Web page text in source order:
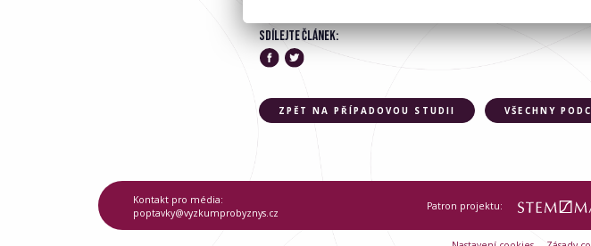
SDÍLEJTE ČLÁNEK:
ZPĚT NA PŘÍPADOVOU STUDII VŠECHNY
Kontakt pro média:
poptavky@vyzkumprobyznys.cz
Patron projektu: